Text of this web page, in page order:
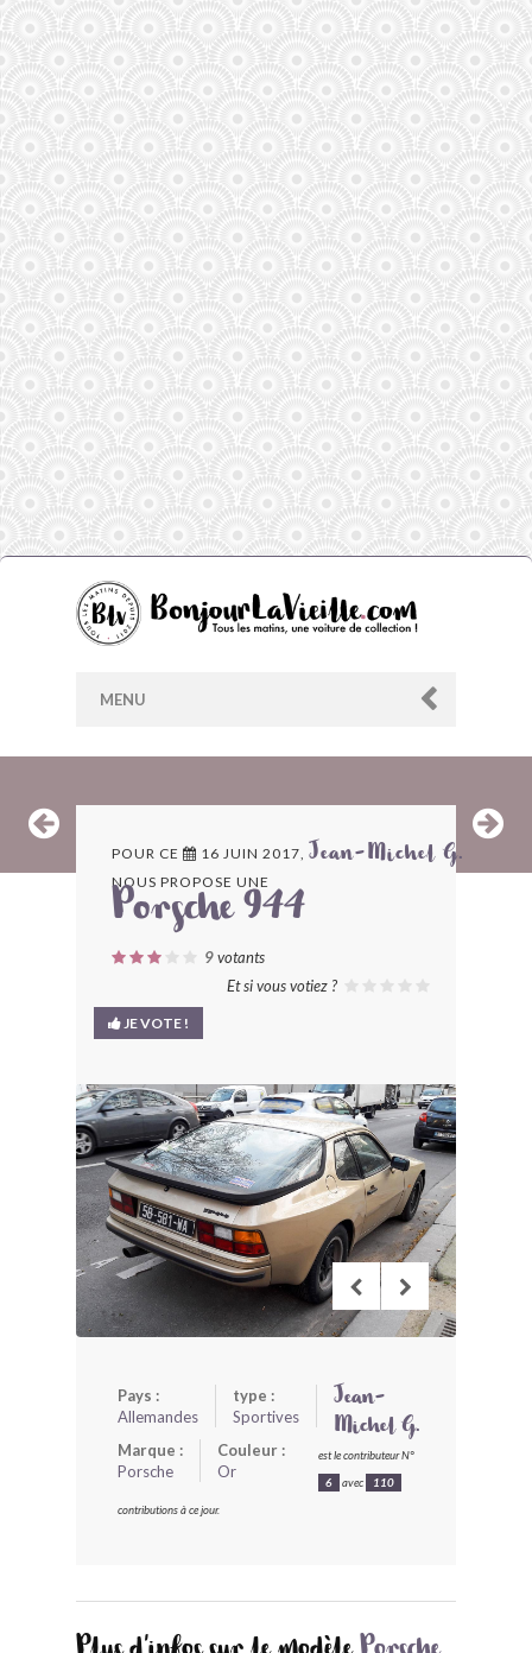
MENU
ARCHIVES
LES CONTRIBUTEURS
LE BLOG
BONJOURLAVIEILLE ?
MODÈLES ET MARQUES
COMMENT FONCTIONNE BLV ?
POUR CE 16 JUIN 2017, Jean-Michel G.
NOUS PROPOSE UNE
Porsche 944
9votants
Et si vous votiez ?
JE VOTE !
Pays :
Allemandes
type :
Sportives
Marque :
Porsche
Couleur :
Or
Jean-
Michel G.
est le contributeur N°
6 avec 110
contributions à ce jour.